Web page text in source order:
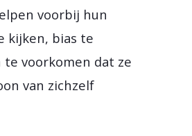
voorbij hun
kijken, bias te
voorkomen dat ze
van zichzelf